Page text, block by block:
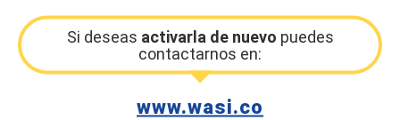
Si deseas activarla de nuevo puedes
contactarnos en:
www.wasi.co